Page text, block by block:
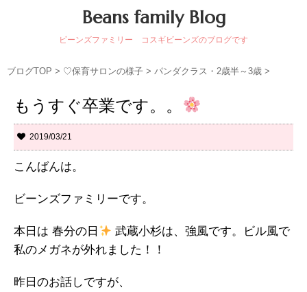
Beans family Blog
ビーンズファミリー コスギビーンズのブログです
ブログTOP > ♡保育サロンの様子 > パンダクラス・2歳半～3歳 >
もうすぐ卒業です。。
2019/03/21
こんばんは。
ビーンズファミリーです。
本日は 春分の日
武蔵小杉は、強風です。ビル風で
私のメガネが外れました！！
昨日のお話しですが、